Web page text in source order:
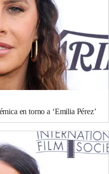
en torno a ‘Emilia Pérez’